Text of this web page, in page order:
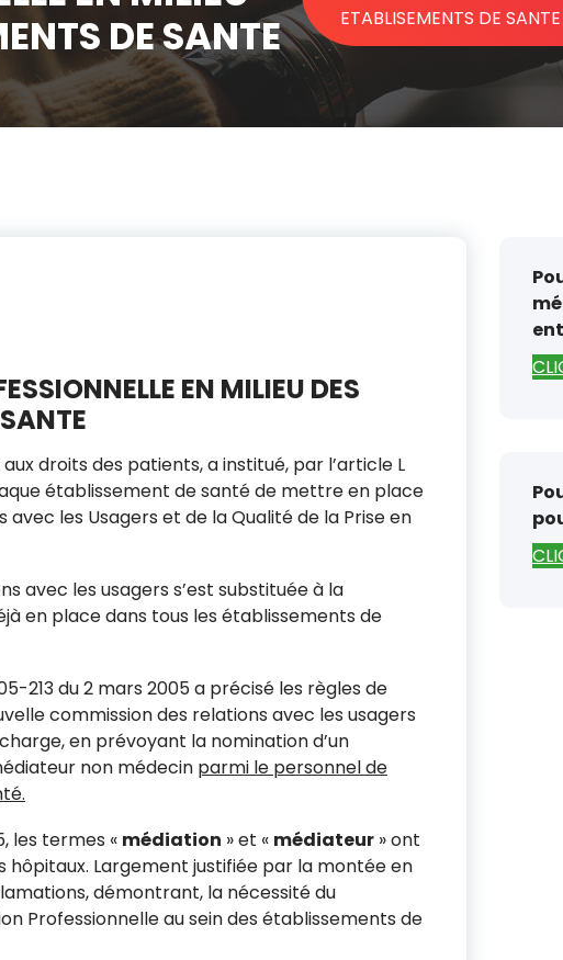
DE SANTE
ETABLISEMENTS DE SANTE
EN MILIEU DES
droits des patients, a institué, par l’article L
établissement de santé de mettre en place
avec les Usagers et de la Qualité de la Prise en
avec les usagers s’est substituée à la
en place dans tous les établissements de
213 du 2 mars 2005 a précisé les règles de
commission des relations avec les usagers
en prévoyant la nomination d’un
non médecin parmi le personnel de
les termes « médiation » et « médiateur » ont
hôpitaux. Largement justifiée par la montée en
démontrant, la nécessité du
Professionnelle au sein des établissements de